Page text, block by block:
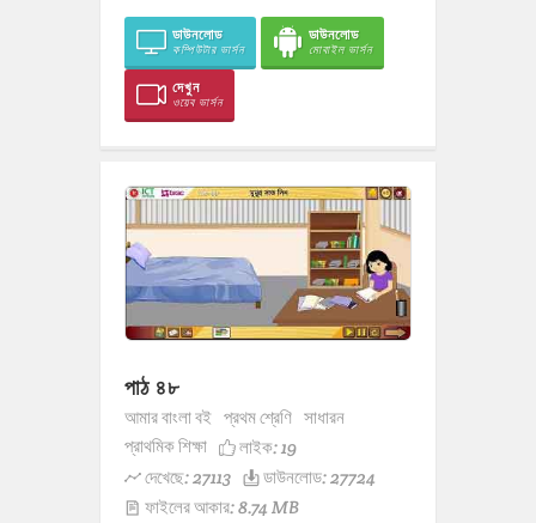
ডাউনলোড
কম্পিউটার ভার্সন
ডাউনলোড
মোবাইল ভার্সন
দেখুন
ওয়েব ভার্সন
পাঠ ৪৮
আমার বাংলা বই প্রথম শ্রেণি সাধারন
প্রাথমিক শিক্ষা
লাইক:19
দেখেছে: 27113
ডাউনলোড: 27724
ফাইলের আকার: 8.74 MB